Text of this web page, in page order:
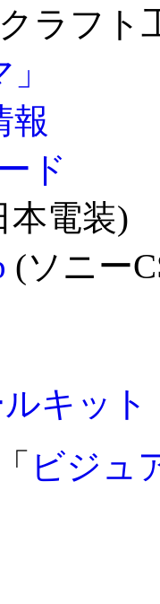
ラフト
報
ド
本電装)
(ソニー
ルキット
ビジュ